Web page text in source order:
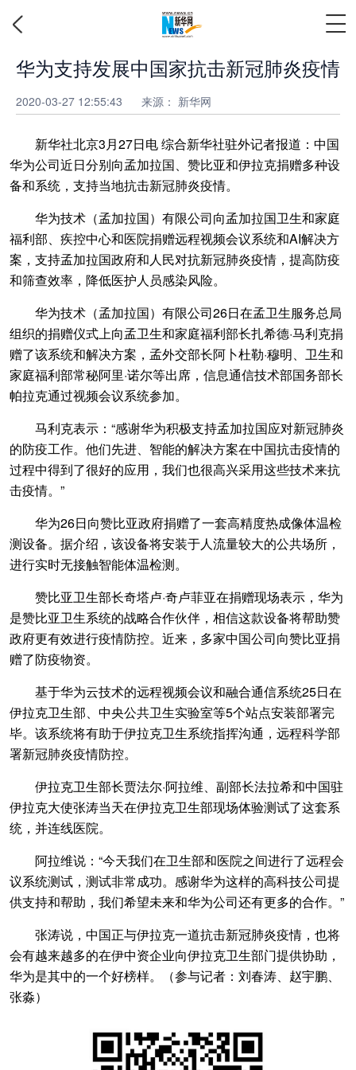
华为支持发展中国家抗击新冠肺炎疫情
2020-03-27 12:55:43 来源： 新华网
新华社北京3月27日电 综合新华社驻外记者报道：中国
华为公司近日分别向孟加拉国、赞比亚和伊拉克捐赠多种设
备和系统，支持当地抗击新冠肺炎疫情。
华为技术（孟加拉国）有限公司向孟加拉国卫生和家庭
福利部、疾控中心和医院捐赠远程视频会议系统和AI解决方
案，支持孟加拉国政府和人民对抗新冠肺炎疫情，提高防疫
和筛查效率，降低医护人员感染风险。
华为技术（孟加拉国）有限公司26日在孟卫生服务总局
组织的捐赠仪式上向孟卫生和家庭福利部长扎希德·马利克捐
赠了该系统和解决方案，孟外交部长阿卜杜勒·穆明、卫生和
家庭福利部常秘阿里·诺尔等出席，信息通信技术部国务部长
帕拉克通过视频会议系统参加。
马利克表示：“感谢华为积极支持孟加拉国应对新冠肺炎
的防疫工作。他们先进、智能的解决方案在中国抗击疫情的
过程中得到了很好的应用，我们也很高兴采用这些技术来抗
击疫情。”
华为26日向赞比亚政府捐赠了一套高精度热成像体温检
测设备。据介绍，该设备将安装于人流量较大的公共场所，
进行实时无接触智能体温检测。
赞比亚卫生部长奇塔卢·奇卢菲亚在捐赠现场表示，华为
是赞比亚卫生系统的战略合作伙伴，相信这款设备将帮助赞
政府更有效进行疫情防控。近来，多家中国公司向赞比亚捐
赠了防疫物资。
基于华为云技术的远程视频会议和融合通信系统25日在
伊拉克卫生部、中央公共卫生实验室等5个站点安装部署完
毕。该系统将有助于伊拉克卫生系统指挥沟通，远程科学部
署新冠肺炎疫情防控。
伊拉克卫生部长贾法尔·阿拉维、副部长法拉希和中国驻
伊拉克大使张涛当天在伊拉克卫生部现场体验测试了这套系
统，并连线医院。
阿拉维说：“今天我们在卫生部和医院之间进行了远程会
议系统测试，测试非常成功。感谢华为这样的高科技公司提
供支持和帮助，我们希望未来和华为公司还有更多的合作。”
张涛说，中国正与伊拉克一道抗击新冠肺炎疫情，也将
会有越来越多的在伊中资企业向伊拉克卫生部门提供协助，
华为是其中的一个好榜样。（参与记者：刘春涛、赵宇鹏、
张淼）